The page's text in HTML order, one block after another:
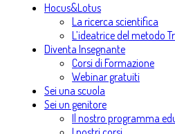
Hocus&Lotus
La ricerca scientifica
L’ideatrice del metodo
Diventa Insegnante
Corsi di Formazione
Webinar gratuiti
Sei una scuola
Sei un genitore
Il nostro programma